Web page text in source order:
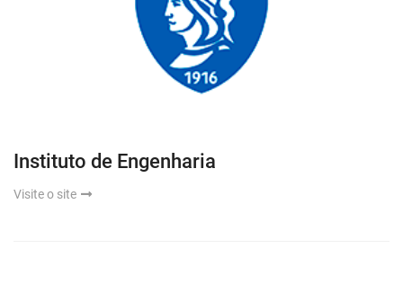
Instituto de Engenharia
Visite o site